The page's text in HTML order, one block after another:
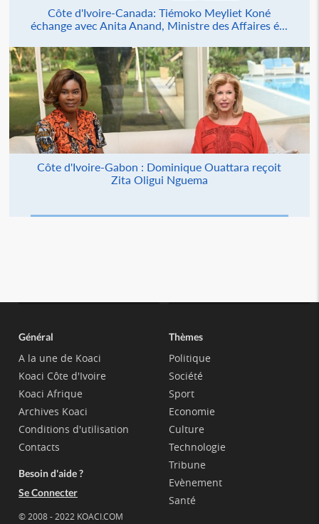
Côte d'Ivoire-Canada: Tiémoko Meyliet Koné
échange avec Anita Anand, Ministre des Affaires é...
Côte d'Ivoire-Gabon : Dominique Ouattara reçoit
Zita Oligui Nguema
Général
A la une de Koaci
Koaci Côte d'Ivoire
Koaci Afrique
Archives Koaci
Conditions d'utilisation
Contacts
Besoin d'aide ?
Se Connecter
© 2008 - 2022 KOACI.COM
Thèmes
Politique
Société
Sport
Economie
Culture
Technologie
Tribune
Evènement
Santé